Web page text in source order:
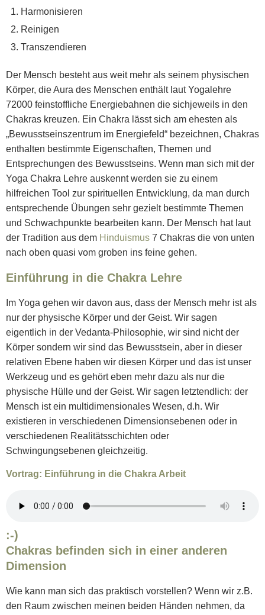
Harmonisieren
Reinigen
Transzendieren
Der Mensch besteht aus weit mehr als seinem physischen
Körper, die Aura des Menschen enthält laut Yogalehre
72000 feinstoffliche Energiebahnen die sichjeweils in den
Chakras kreuzen. Ein Chakra lässt sich am ehesten als
„Bewusstseinszentrum im Energiefeld“ bezeichnen, Chakras
enthalten bestimmte Eigenschaften, Themen und
Entsprechungen des Bewusstseins. Wenn man sich mit der
Yoga Chakra Lehre auskennt werden sie zu einem
hilfreichen Tool zur spirituellen Entwicklung, da man durch
entsprechende Übungen sehr gezielt bestimmte Themen
und Schwachpunkte bearbeiten kann. Der Mensch hat laut
der Tradition aus dem Hinduismus 7 Chakras die von unten
nach oben quasi vom groben ins feine gehen.
Einführung in die Chakra Lehre
Im Yoga gehen wir davon aus, dass der Mensch mehr ist als
nur der physische Körper und der Geist. Wir sagen
eigentlich in der Vedanta-Philosophie, wir sind nicht der
Körper sondern wir sind das Bewusstsein, aber in dieser
relativen Ebene haben wir diesen Körper und das ist unser
Werkzeug und es gehört eben mehr dazu als nur die
physische Hülle und der Geist. Wir sagen letztendlich: der
Mensch ist ein multidimensionales Wesen, d.h. Wir
existieren in verschiedenen Dimensionsebenen oder in
verschiedenen Realitätsschichten oder
Schwingungsebenen gleichzeitig.
Vortrag: Einführung in die Chakra Arbeit
:-)
Chakras befinden sich in einer anderen
Dimension
Wie kann man sich das praktisch vorstellen? Wenn wir z.B.
den Raum zwischen meinen beiden Händen nehmen, da